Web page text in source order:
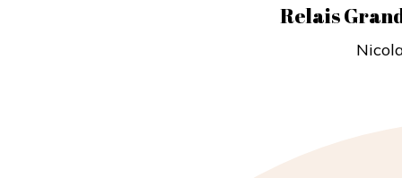
Relais